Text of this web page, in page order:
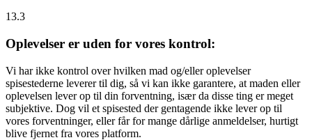
13.3
Oplevelser er uden for vores kontrol:
Vi har ikke kontrol over hvilken mad og/eller oplevelser
spisestederne leverer til dig, så vi kan ikke garantere, at maden eller
oplevelsen lever op til din forventning, især da disse ting er meget
subjektive. Dog vil et spisested der gentagende ikke lever op til
vores forventninger, eller får for mange dårlige anmeldelser, hurtigt
blive fjernet fra vores platform.